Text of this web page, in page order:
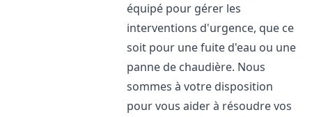
équipé pour gérer les
interventions d'urgence, que ce
soit pour une fuite d'eau ou une
panne de chaudière. Nous
sommes à votre disposition
pour vous aider à résoudre vos